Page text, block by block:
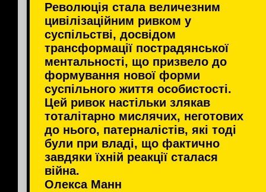
Революція стала величезним
цивілізаційним ривком у
суспільстві, досвідом
трансформації пострадянської
ментальності, що призвело до
формування нової форми
суспільного життя особистості.
Цей ривок настільки злякав
тоталітарно мислячих, неготових
до нього, патерналістів, які тоді
були при владі, що фактично
завдяки їхній реакції сталася
війна.
Олекса Манн